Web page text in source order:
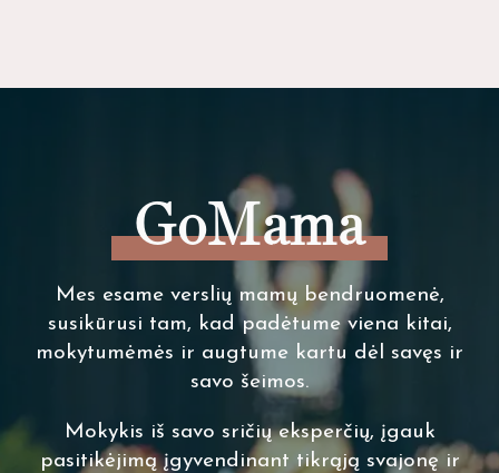
GoMama
Mes esame verslių mamų bendruomenė,
susikūrusi tam, kad padėtume viena kitai,
mokytumėmės ir augtume kartu dėl savęs ir
savo šeimos.
Mokykis iš savo sričių eksperčių, įgauk
pasitikėjimą įgyvendinant tikrąją svajonę ir